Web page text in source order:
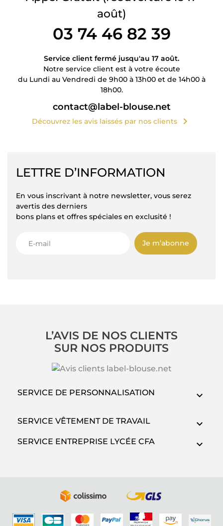
août)
03 74 46 82 39
Service client fermé jusqu'au 17 août.
Notre service client est à votre écoute
du Lundi au Vendredi de 9h00 à 13h00 et de 14h00 à
18h00.
contact@label-blouse.net
Découvrez les avis laissés par nos clients chevron_right
LETTRE D’INFORMATION
En vous inscrivant à notre newsletter, vous serez
avertis des derniers
bons plans et offres spéciales en exclusité !
Je m’abonne
L’AVIS DE NOS CLIENTS
SUR NOS PRODUITS
SERVICE DE PERSONNALISATION
SERVICE VÊTEMENT DE TRAVAIL
SERVICE ENTREPRISE LYCÉE CFA